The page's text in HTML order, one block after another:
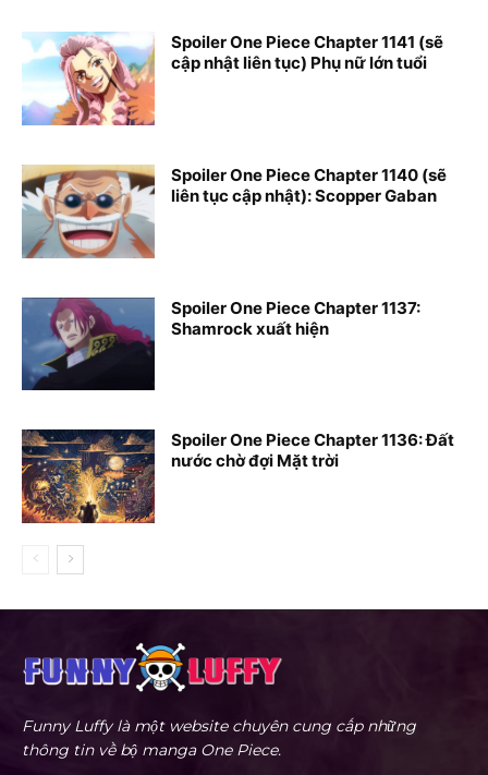
Spoiler One Piece Chapter 1141 (sẽ
cập nhật liên tục) Phụ nữ lớn tuổi
Spoiler One Piece Chapter 1140 (sẽ
liên tục cập nhật): Scopper Gaban
Spoiler One Piece Chapter 1137:
Shamrock xuất hiện
Spoiler One Piece Chapter 1136: Đất
nước chờ đợi Mặt trời
Funny Luffy là một website chuyên cung cấp những
thông tin về bộ manga One Piece.